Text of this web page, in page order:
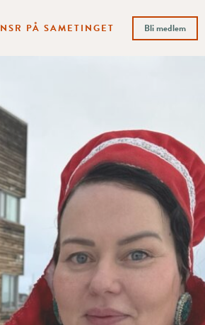
NSR PÅ SAMETINGET Bli medlem